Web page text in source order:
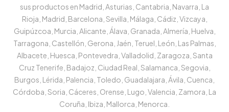
sus productos en Madrid, Asturias, Cantabria, Navarra, La
Rioja, Madrid, Barcelona, Sevilla, Málaga, Cádiz, Vizcaya,
Guipúzcoa, Murcia, Alicante, Álava, Granada, Almería, Huelva,
Tarragona, Castellón, Gerona, Jaén, Teruel, León, Las Palmas,
Albacete, Huesca, Pontevedra, Valladolid, Zaragoza, Santa
Cruz Tenerife, Badajoz, Ciudad Real, Salamanca, Segovia,
Burgos, Lérida, Palencia, Toledo, Guadalajara, Ávila, Cuenca,
Córdoba, Soria, Cáceres, Orense, Lugo, Valencia, Zamora, La
Coruña, Ibiza, Mallorca, Menorca.